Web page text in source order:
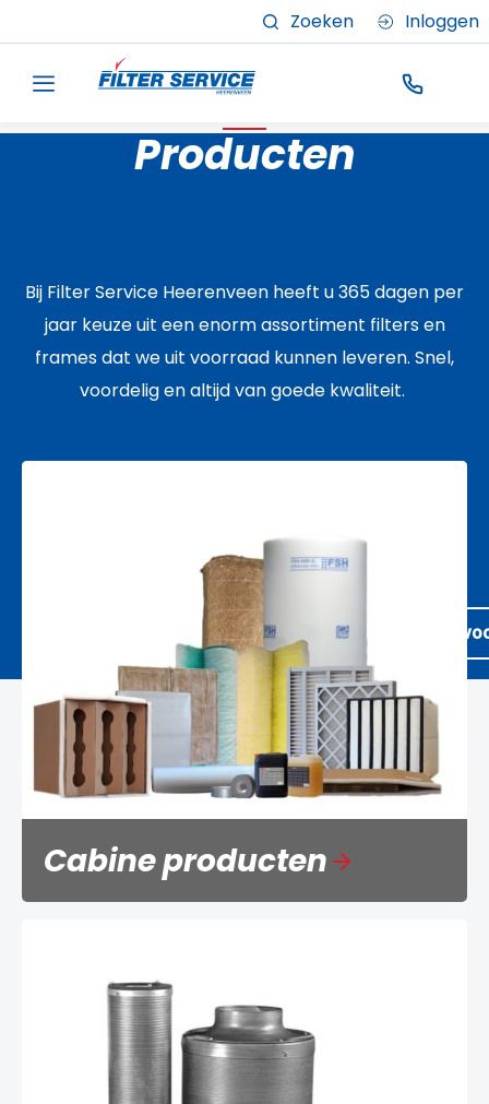
Zoeken Inloggen
Producten
Bij Filter Service Heerenveen heeft u 365 dagen per
jaar keuze uit een enorm assortiment filters en
frames dat we uit voorraad kunnen leveren. Snel,
voordelig en altijd van goede kwaliteit.
Industriële filters op maat
Cabine producten